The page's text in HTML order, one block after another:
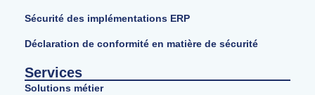
Sécurité des implémentations ERP
Déclaration de conformité en matière de sécurité
Services
Solutions métier